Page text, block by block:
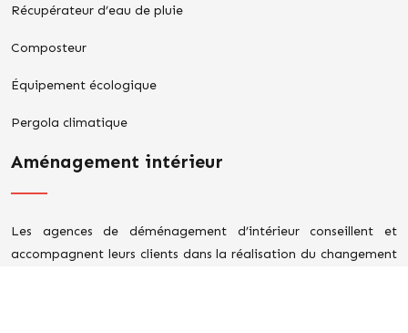
Récupérateur d’eau de pluie
Composteur
Équipement écologique
Pergola climatique
Aménagement intérieur
Les agences de déménagement d’intérieur conseillent et
accompagnent leurs clients dans la réalisation du changement